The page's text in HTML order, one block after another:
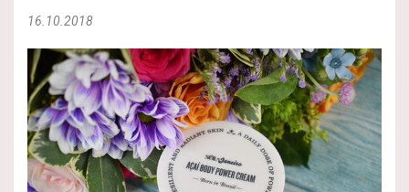
16.10.2018